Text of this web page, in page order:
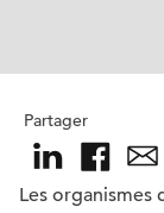
Partager
Les organismes